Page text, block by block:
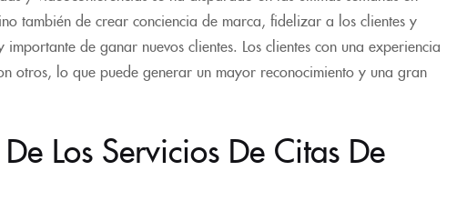
también de crear conciencia de marca, fidelizar a los clientes y
de ganar nuevos clientes. Los clientes con una experiencia
otros, lo que puede generar un mayor reconocimiento y una gran
Los Servicios De Citas De